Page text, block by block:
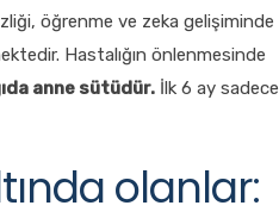
öğrenme ve zeka gelişiminde
Hastalığın önlenmesinde
anne sütüdür. İlk 6 ay sadece
olanlar: